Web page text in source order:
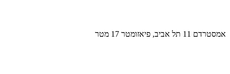
אמסטרדם 11 תל אביב, פיאזומטר 17 מטר